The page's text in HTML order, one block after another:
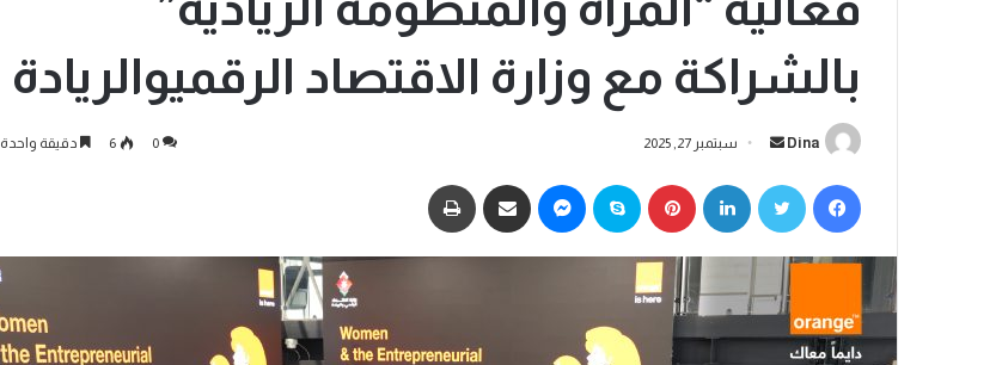
بالشراكة مع وزارة الاقتصاد الرقميوالريادة
Dina سبتمبر 27, 2025 0
6 دقيقة واحدة